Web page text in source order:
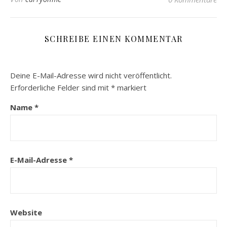
SCHREIBE EINEN KOMMENTAR
Deine E-Mail-Adresse wird nicht veröffentlicht.
Erforderliche Felder sind mit * markiert
Name *
E-Mail-Adresse *
Website